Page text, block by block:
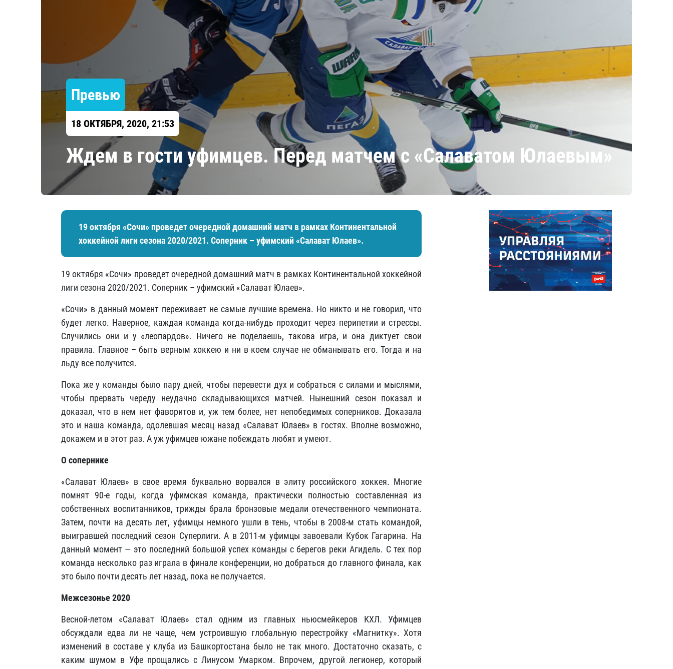
Локомотив
Шанхайские Драконы
Амур
Барыс
Салават Юлаев
Сибирь
Превью
18 ОКТЯБРЯ, 2020, 21:53
Ждем в гости уфимцев. Перед матчем с «Салаватом Юлаевым»
19 октября «Сочи» проведет очередной домашний матч в рамках Континентальной
хоккейной лиги сезона 2020/2021. Соперник – уфимский «Салават Юлаев».
19 октября «Сочи» проведет очередной домашний матч в рамках Континентальной хоккейной
лиги сезона 2020/2021. Соперник – уфимский «Салават Юлаев».
«Сочи» в данный момент переживает не самые лучшие времена. Но никто и не говорил, что
будет легко. Наверное, каждая команда когда-нибудь проходит через перипетии и стрессы.
Случились они и у «леопардов». Ничего не поделаешь, такова игра, и она диктует свои
правила. Главное – быть верным хоккею и ни в коем случае не обманывать его. Тогда и на
льду все получится.
Пока же у команды было пару дней, чтобы перевести дух и собраться с силами и мыслями,
чтобы прервать череду неудачно складывающихся матчей. Нынешний сезон показал и
доказал, что в нем нет фаворитов и, уж тем более, нет непобедимых соперников. Доказала
это и наша команда, одолевшая месяц назад «Салават Юлаев» в гостях. Вполне возможно,
докажем и в этот раз. А уж уфимцев южане побеждать любят и умеют.
О сопернике
«Салават Юлаев» в свое время буквально ворвался в элиту российского хоккея. Многие
помнят 90-е годы, когда уфимская команда, практически полностью составленная из
собственных воспитанников, трижды брала бронзовые медали отечественного чемпионата.
Затем, почти на десять лет, уфимцы немного ушли в тень, чтобы в 2008-м стать командой,
выигравшей последний сезон Суперлиги. А в 2011-м уфимцы завоевали Кубок Гагарина. На
данный момент — это последний большой успех команды с берегов реки Агидель. С тех пор
команда несколько раз играла в финале конференции, но добраться до главного финала, как
это было почти десять лет назад, пока не получается.
Межсезонье 2020
Весной-летом «Салават Юлаев» стал одним из главных ньюсмейкеров КХЛ. Уфимцев
обсуждали едва ли не чаще, чем устроившую глобальную перестройку «Магнитку». Хотя
изменений в составе у клуба из Башкортостана было не так много. Достаточно сказать, с
каким шумом в Уфе прощались с Линусом Умарком. Впрочем, другой легионер, который